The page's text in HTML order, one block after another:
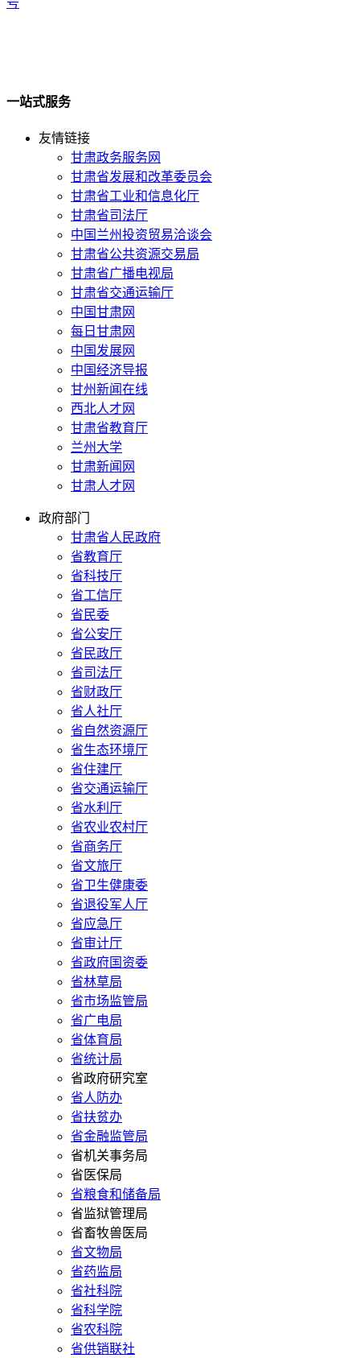
一站式服务
友情链接
甘肃政务服务网
甘肃省发展和改革委员会
甘肃省工业和信息化厅
甘肃省司法厅
中国兰州投资贸易洽谈会
甘肃省公共资源交易局
甘肃省广播电视局
甘肃省交通运输厅
中国甘肃网
每日甘肃网
中国发展网
中国经济导报
甘州新闻在线
西北人才网
甘肃省教育厅
兰州大学
甘肃新闻网
甘肃人才网
政府部门
甘肃省人民政府
省教育厅
省科技厅
省工信厅
省民委
省公安厅
省民政厅
省司法厅
省财政厅
省人社厅
省自然资源厅
省生态环境厅
省住建厅
省交通运输厅
省水利厅
省农业农村厅
省商务厅
省文旅厅
省卫生健康委
省退役军人厅
省应急厅
省审计厅
省政府国资委
省林草局
省市场监管局
省广电局
省体育局
省统计局
省政府研究室
省人防办
省扶贫办
省金融监管局
省机关事务局
省医保局
省粮食和储备局
省监狱管理局
省畜牧兽医局
省文物局
省药监局
省社科院
省科学院
省农科院
省供销联社